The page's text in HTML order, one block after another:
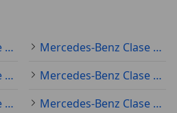
Mercedes-Benz Clase A (todo) blanco
Mercedes-Benz Clase A (todo) gris
Mercedes-Benz Clase A (todo) negro
Mercedes-Benz Clase A (todo) rojo
Mercedes-Benz Clase A (todo) azul
Mercedes-Benz Clase A (todo) plateado